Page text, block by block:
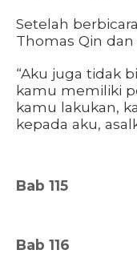
Setelah
Thomas Qin
“Aku juga tidak
kamu memiliki
kamu lakukan,
kepada aku,
Bab 115
Bab 116